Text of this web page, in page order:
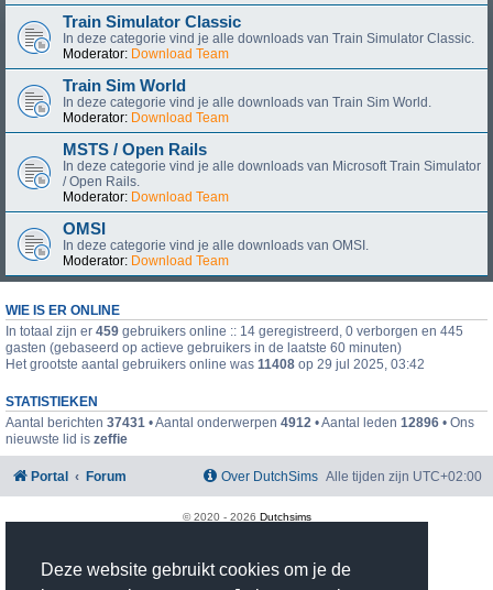
Deze website gebruikt cookies om je de
Train Simulator Classic
In deze categorie vind je alle downloads van Train Simulator Classic.
Moderator: Download Team
Train Sim World
In deze categorie vind je alle downloads van Train Sim World.
Moderator: Download Team
MSTS / Open Rails
In deze categorie vind je alle downloads van Microsoft Train Simulator
/ Open Rails.
Moderator: Download Team
OMSI
In deze categorie vind je alle downloads van OMSI.
Moderator: Download Team
WIE IS ER ONLINE
In totaal zijn er 459 gebruikers online :: 14 geregistreerd, 0 verborgen en 445
gasten (gebaseerd op actieve gebruikers in de laatste 60 minuten)
Het grootste aantal gebruikers online was 11408 op 29 jul 2025, 03:42
STATISTIEKEN
Aantal berichten 37431 • Aantal onderwerpen 4912 • Aantal leden 12896 • Ons
nieuwste lid is zeffie
Portal Forum Alle tijden zijn UTC+02:00
Over DutchSims
© 2020 - 2026 Dutchsims
phpBB Two Factor Authentication ©paul999